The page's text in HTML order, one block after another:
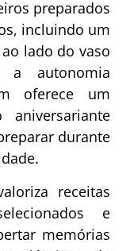
preparados
incluindo um
lado do vaso
a autonomia
oferece um
durante
receitas
e
memórias